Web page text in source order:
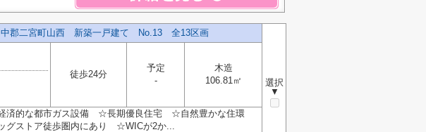
中郡二宮町山西 新築一戸建て No.13 全13区画
選択
▼
徒歩24分
予定
-
木造
106.81㎡
済的な都市ガス設備 ☆長期優良住宅 ☆自然豊かな住環
ストア徒歩圏内にあり ☆WICが2か...